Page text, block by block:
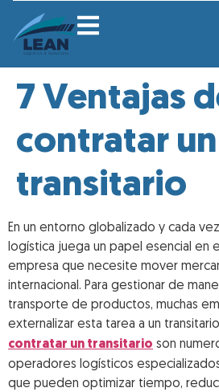
7 Ventajas
contratar un
transitario
En un entorno globalizado y cada
logística juega un papel esencial en
empresa que necesite mover
internacional. Para gestionar de
transporte de productos, muchas
externalizar esta tarea a un
contratar un transitario son
operadores logísticos
que pueden optimizar tiempo,